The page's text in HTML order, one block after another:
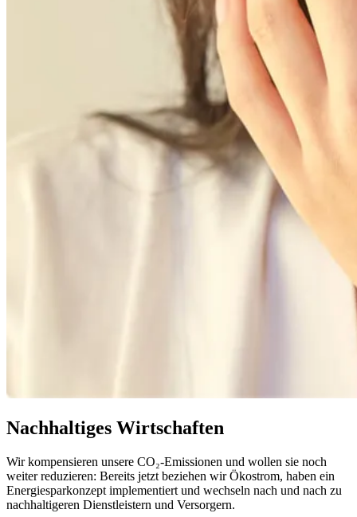
Nachhaltiges Wirtschaften
Wir kompensieren unsere CO₂-Emissionen und wollen sie noch
weiter reduzieren: Bereits jetzt beziehen wir Ökostrom, haben ein
Energiesparkonzept implementiert und wechseln nach und nach zu
nachhaltigeren Dienstleistern und Versorgern.